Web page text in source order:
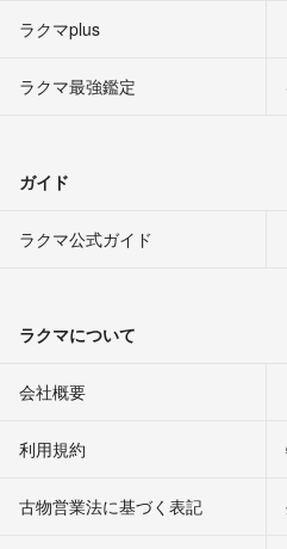
ラクマplus
ラクマ最強鑑定
ガイド
ラクマ公式ガイド
ラクマについて
会社概要
利用規約
古物営業法に基づく表記